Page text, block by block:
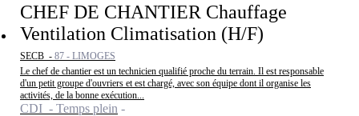
CHEF DE CHANTIER Chauffage
Ventilation Climatisation (H/F)
SECB - 87 - LIMOGES
Le chef de chantier est un technicien qualifié proche du terrain. Il est responsable
d'un petit groupe d'ouvriers et est chargé, avec son équipe dont il organise les
activités, de la bonne exécution...
CDI - Temps plein